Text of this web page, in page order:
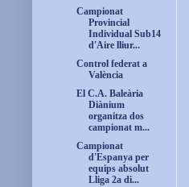
Campionat
Provincial
Individual Sub14
d'Aire lliur...
Control federat a
València
El C.A. Baleària
Diànium
organitza dos
campionat m...
Campionat
d'Espanya per
equips absolut
Lliga 2a di...